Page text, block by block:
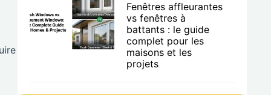
Fenêtres affleurantes
vs fenêtres à
battants : le guide
complet pour les
maisons et les
projets